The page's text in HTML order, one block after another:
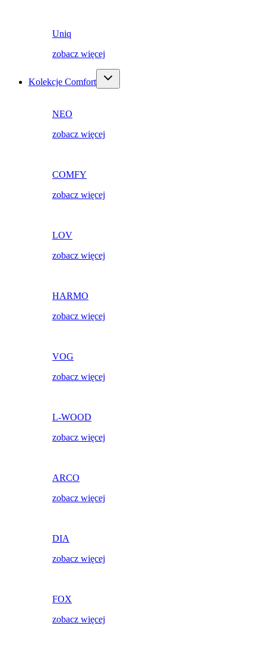
Uniq
zobacz więcej
Kolekcje Comfort
NEO
zobacz więcej
COMFY
zobacz więcej
LOV
zobacz więcej
HARMO
zobacz więcej
VOG
zobacz więcej
L-WOOD
zobacz więcej
ARCO
zobacz więcej
DIA
zobacz więcej
FOX
zobacz więcej